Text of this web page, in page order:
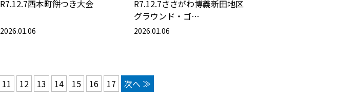
R7.12.7西本町餅つき大会
2026.01.06
R7.12.7ささがわ博義新田地区
グラウンド・ゴ…
2026.01.06
11 12 13 14 15 16 17 次へ ≫